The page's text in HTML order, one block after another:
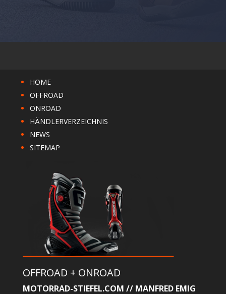
HOME
OFFROAD
ONROAD
HÄNDLERVERZEICHNIS
NEWS
SITEMAP
OFFROAD + ONROAD
MOTORRAD-STIEFEL.COM // MANFRED EMIG